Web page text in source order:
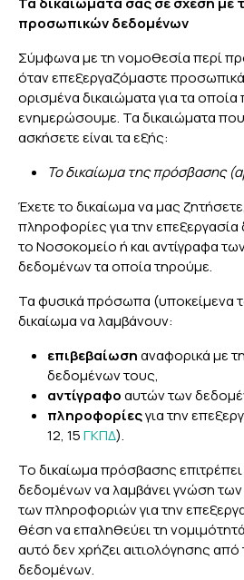
προσωπικών δεδομένων
Σύμφωνα με τη νομοθεσία περί
όταν επεξεργαζόμαστε
ορισμένα δικαιώματα για τα
ενημερώσουμε. Τα δικαιώματα
ασκήσετε είναι τα εξής:
Το δικαίωμα της πρόσβασης
Έχετε το δικαίωμα να μας
πληροφορίες για την
το Νοσοκομείο ή και αντίγραφα
δεδομένων τα οποία τηρούμε.
Τα φυσικά πρόσωπα (υποκείμενα
δικαίωμα να λαμβάνουν:
επιβεβαίωσηαναφορικά με
δεδομένων τους,
αντίγραφοαυτών των
πληροφορίεςγια την
12, 15ΓΚΠΔ).
Το δικαίωμα πρόσβασης
δεδομένων να λαμβάνει γνώση
των πληροφοριών για την
θέση να επαληθεύει τη
αυτό δεν χρήζει αιτιολόγησης
δεδομένων.